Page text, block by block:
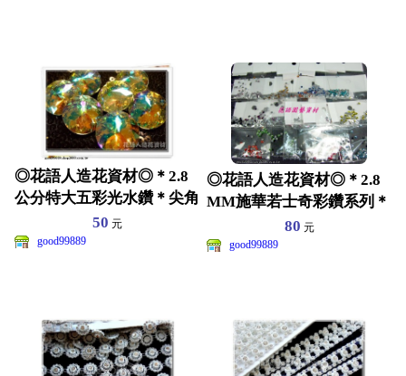
◎花語人造花資材◎＊2.8
公分特大五彩光水鑽＊尖角
鑽~~飾品戒指材料~
50 元
good99889
◎花語人造花資材◎＊2.8
MM施華若士奇彩鑽系列＊
15款平底~彩繪指甲
80 元
good99889